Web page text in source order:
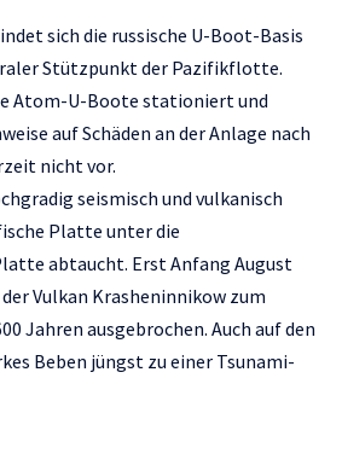
sich die russische U-Boot-Basis
Stützpunkt der Pazifikflotte.
Atom-U-Boote stationiert und
auf Schäden an der Anlage nach
nicht vor.
seismisch und vulkanisch
Platte unter die
abtaucht. Erst Anfang August
Vulkan Krasheninnikow zum
Jahren ausgebrochen. Auch auf den
Beben jüngst zu einer Tsunami-